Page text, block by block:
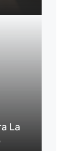
La